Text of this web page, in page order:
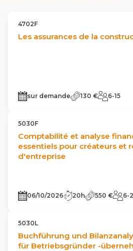
4702F
Les assurances de la
sur demande 130 € 6-15
5030F
Comptabilité et analyse
essentiels pour créateurs et
d'entreprise
06/10/2026 20h 550 € 6-
5030L
Buchführung und
für Betriebsgründer -